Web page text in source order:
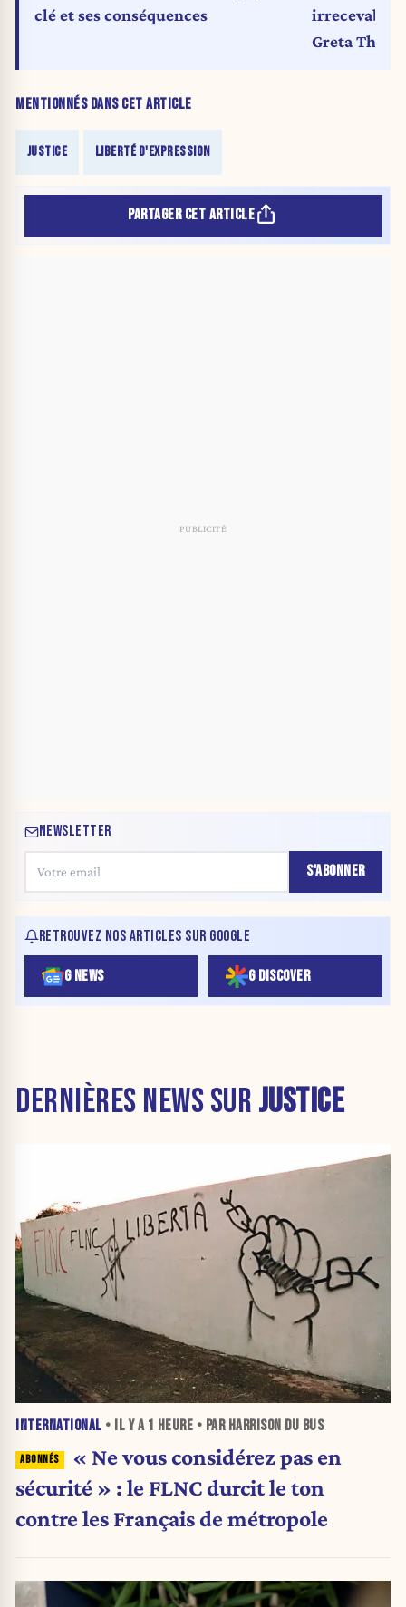
MENTIONNÉS DANS CET ARTICLE
JUSTICE LIBERTÉ D'EXPRESSION
clé et ses conséquences
irrecevable
Greta
PARTAGER CET ARTICLE
NEWSLETTER
S'ABONNER
RETROUVEZ NOS ARTICLES SUR GOOGLE
G NEWS G DISCOVER
DERNIÈRES NEWS SUR JUSTICE
INTERNATIONAL • IL Y A 1 HEURE • PAR HARRISON DU BUS
« Ne vous considérez pas en
sécurité » : le FLNC durcit le ton
contre les Français de métropole